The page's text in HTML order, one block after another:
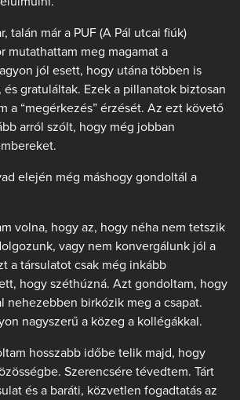
talán már a PUF (A Pál utcai fiúk)
mutathattam meg magamat a
jól esett, hogy utána többen is
gratuláltak. Ezek a pillanatok biztosan
a “megérkezés” érzését. Az ezt követő
arról szólt, hogy még jobban
elején még máshogy gondoltál a
volna, hogy az, hogy néha nem tetszik
vagy nem konvergálunk jól a
a társulatot csak még inkább
hogy széthúzná. Azt gondoltam, hogy
nehezebben birkózik meg a csapat.
nagyszerű a közeg a kollégákkal.
hosszabb időbe telik majd, hogy
Szerencsére tévedtem. Tárt
és a baráti, közvetlen fogadtatás az